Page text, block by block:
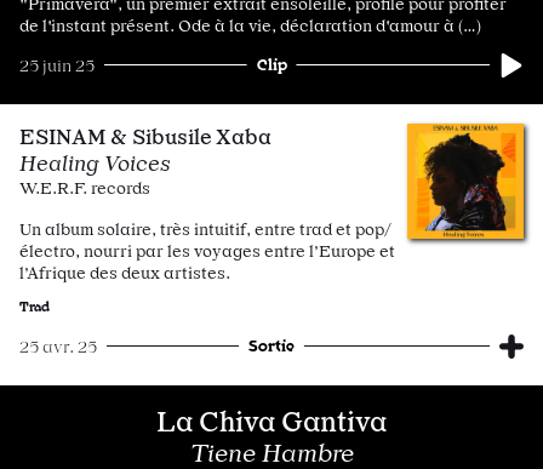
de l'instant présent. Ode à la vie, déclaration d'amour à (…)
25 juin 25 Clip
ESINAM & Sibusile Xaba
Healing Voices
W.E.R.F. records
Un album solaire, très intuitif, entre trad et pop/
électro, nourri par les voyages entre l’Europe et
l’Afrique des deux artistes.
Trad
25 avr. 25 Sortie
La Chiva Gantiva
Tiene Hambre